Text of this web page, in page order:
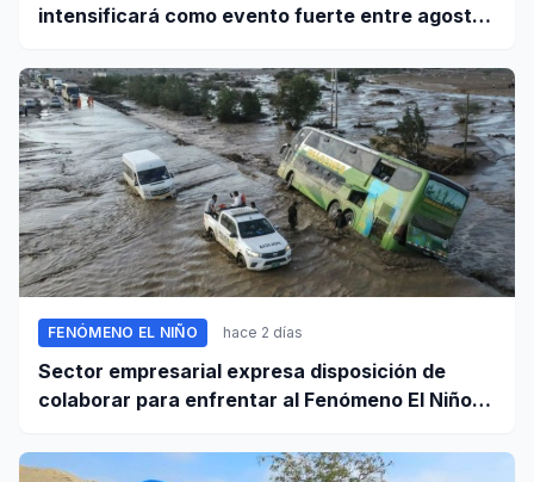
intensificará como evento fuerte entre agosto
FENÓMENO EL NIÑO hace 2 días
Sector empresarial expresa disposición de
colaborar para enfrentar al Fenómeno El Niño,